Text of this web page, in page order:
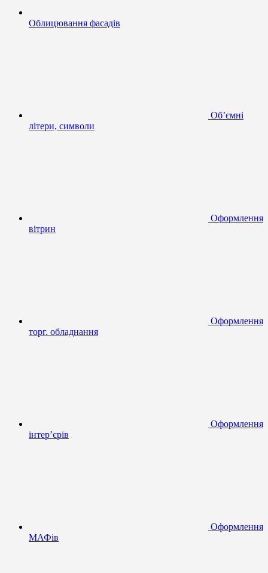
Облицювання фасадів
Об’ємні
літери, символи
Оформлення
вітрин
Оформлення
торг. обладнання
Оформлення
інтер’єрів
Оформлення
МАФів